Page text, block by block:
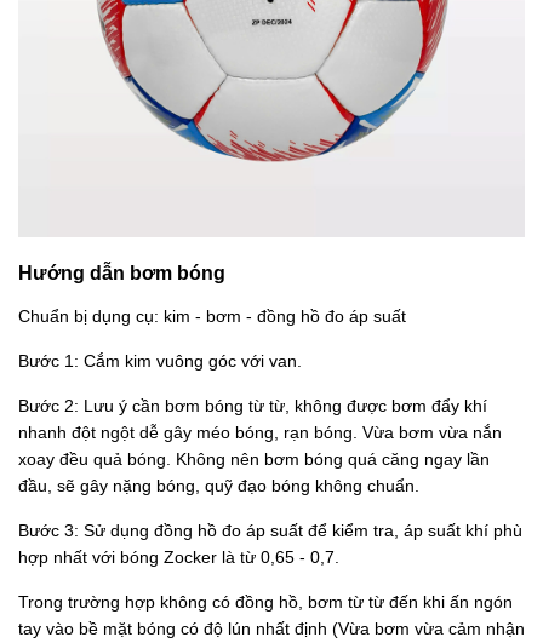
Hướng dẫn bơm bóng
Chuẩn bị dụng cụ: kim - bơm - đồng hồ đo áp suất
Bước 1: Cắm kim vuông góc với van.
Bước 2: Lưu ý cần bơm bóng từ từ, không được bơm đẩy khí
nhanh đột ngột dễ gây méo bóng, rạn bóng. Vừa bơm vừa nắn
xoay đều quả bóng. Không nên bơm bóng quá căng ngay lần
đầu, sẽ gây nặng bóng, quỹ đạo bóng không chuẩn.
Bước 3: Sử dụng đồng hồ đo áp suất để kiểm tra, áp suất khí phù
hợp nhất với bóng Zocker là từ 0,65 - 0,7.
Trong trường hợp không có đồng hồ, bơm từ từ đến khi ấn ngón
tay vào bề mặt bóng có độ lún nhất định (Vừa bơm vừa cảm nhận